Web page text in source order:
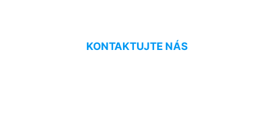
KONTAKTUJTE NÁS